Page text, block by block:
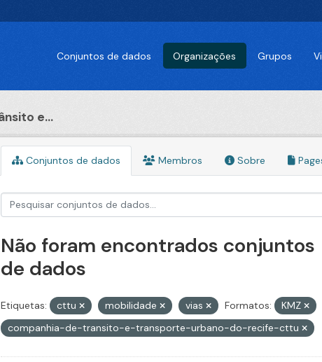
Conjuntos de dados Organizações Grupos
e...
Conjuntos de dados Membros Sobre
Não foram encontrados conjuntos
de dados
Etiquetas: cttu mobilidade vias Formatos: KMZ
companhia-de-transito-e-transporte-urbano-do-recife-cttu